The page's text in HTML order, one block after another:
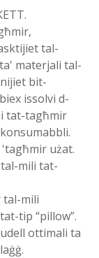
tal-
materjali tal-
bit-
issolvi d-
tat-tagħmir
użat.
mili tat-
tal-mili
tip “pillow”.
ottimali ta